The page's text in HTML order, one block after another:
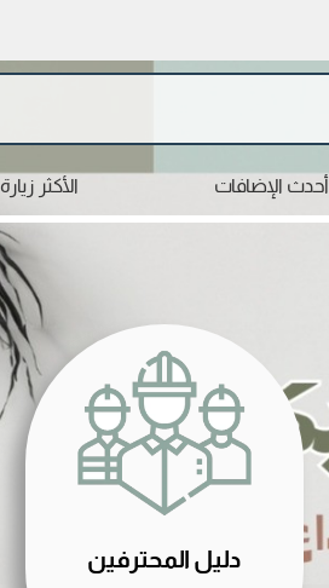
أحدث الإضافات الأكثر زيارة
دليل المحترفين